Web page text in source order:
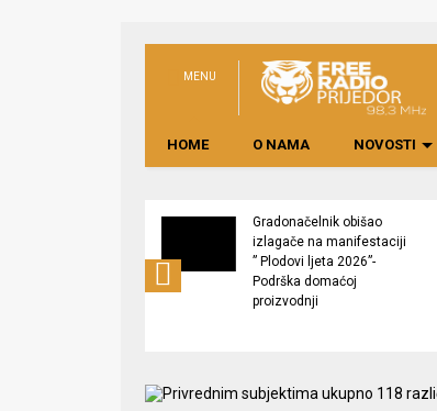
MENU
HOME O NAMA NOVOSTI
Gradonačelnik obišao
izlagače na manifestaciji
” Plodovi ljeta 2026”-
Podrška domaćoj
proizvodnji